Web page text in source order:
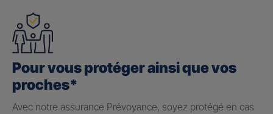
Pour vous protéger ainsi que vos
proches*
Avec notre assurance Prévoyance, soyez protégé en cas